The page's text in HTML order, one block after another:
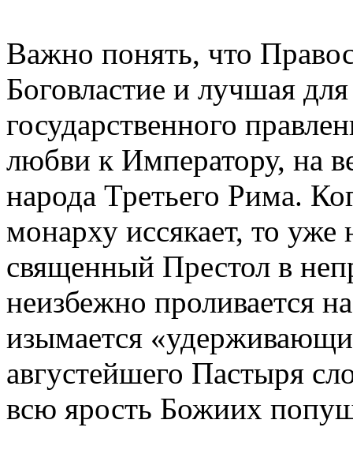
Важно понять, что
Боговластие и лучшая
государственного
любви к Императору, на
народа Третьего Рима.
монарху иссякает, то
священный Престол в
неизбежно проливается
изымается
августейшего Пастыря
всю ярость Божиих